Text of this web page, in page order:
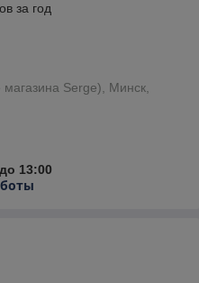
за год
магазина Serge), Минск,
13:00